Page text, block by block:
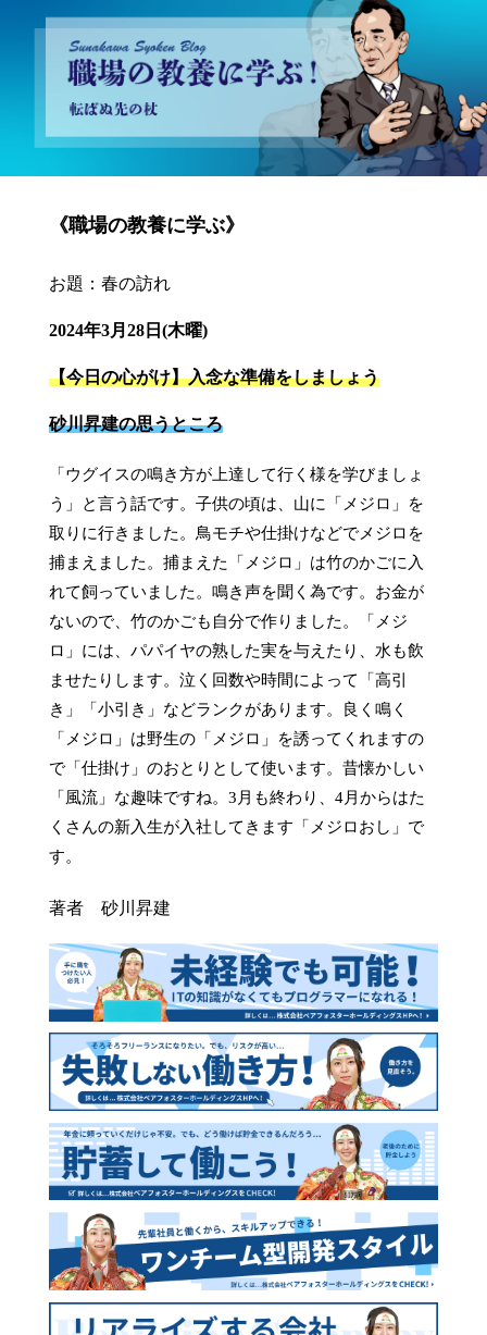
砂川昇建会長ブログ 職場の教養に学ぶ！～転ばぬ先の杖～
《職場の教養に学ぶ》
お題：春の訪れ
2024年3月28日(木曜)
【今日の心がけ】入念な準備をしましょう
砂川昇建の思うところ
「ウグイスの鳴き方が上達して行く様を学びましょ
う」と言う話です。子供の頃は、山に「メジロ」を
取りに行きました。鳥モチや仕掛けなどでメジロを
捕まえました。捕まえた「メジロ」は竹のかごに入
れて飼っていました。鳴き声を聞く為です。お金が
ないので、竹のかごも自分で作りました。「メジ
ロ」には、パパイヤの熟した実を与えたり、水も飲
ませたりします。泣く回数や時間によって「高引
き」「小引き」などランクがあります。良く鳴く
「メジロ」は野生の「メジロ」を誘ってくれますの
で「仕掛け」のおとりとして使います。昔懐かしい
「風流」な趣味ですね。3月も終わり、4月からはた
くさんの新入生が入社してきます「メジロおし」で
す。
著者 砂川昇建